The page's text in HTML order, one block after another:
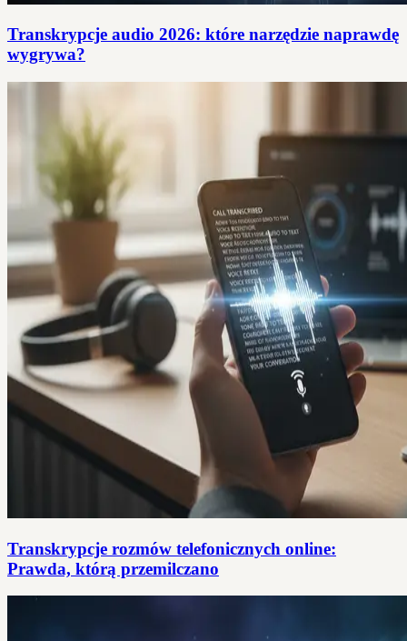
Transkrypcje audio 2026: które narzędzie naprawdę
wygrywa?
Transkrypcje rozmów telefonicznych online:
Prawda, którą przemilczano